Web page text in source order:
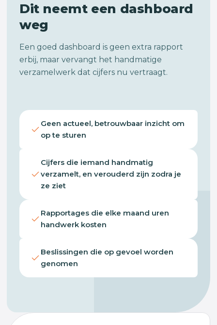
Dit neemt een dashboard
weg
Een goed dashboard is geen extra rapport
erbij, maar vervangt het handmatige
verzamelwerk dat cijfers nu vertraagt.
Geen actueel, betrouwbaar inzicht om
op te sturen
Cijfers die iemand handmatig
verzamelt, en verouderd zijn zodra je
ze ziet
Rapportages die elke maand uren
handwerk kosten
Beslissingen die op gevoel worden
genomen